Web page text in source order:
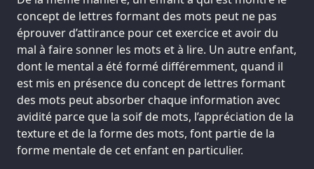
concept de lettres formant des mots peut ne pas
éprouver d’attirance pour cet exercice et avoir du
mal à faire sonner les mots et à lire. Un autre enfant,
dont le mental a été formé différemment, quand il
est mis en présence du concept de lettres formant
des mots peut absorber chaque information avec
avidité parce que la soif de mots, l’appréciation de la
texture et de la forme des mots, font partie de la
forme mentale de cet enfant en particulier.